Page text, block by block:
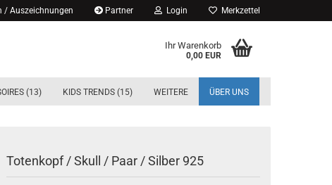
/ Auszeichnungen Partner Login Merkzettel
Ihr Warenkorb
0,00 EUR
(13) KIDS TRENDS (15) ÜBER UNS
WEITERE
Totenkopf / Skull / Paar / Silber 925